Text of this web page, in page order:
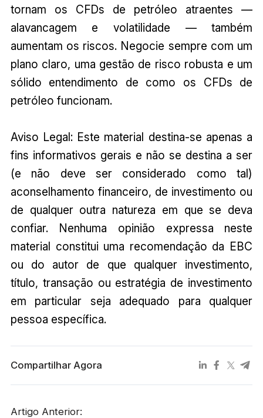
tornam os CFDs de petróleo atraentes —
alavancagem e volatilidade — também
aumentam os riscos. Negocie sempre com um
plano claro, uma gestão de risco robusta e um
sólido entendimento de como os CFDs de
petróleo funcionam.
Aviso Legal: Este material destina-se apenas a
fins informativos gerais e não se destina a ser
(e não deve ser considerado como tal)
aconselhamento financeiro, de investimento ou
de qualquer outra natureza em que se deva
confiar. Nenhuma opinião expressa neste
material constitui uma recomendação da EBC
ou do autor de que qualquer investimento,
título, transação ou estratégia de investimento
em particular seja adequado para qualquer
pessoa específica.
Compartilhar Agora
Artigo Anterior: